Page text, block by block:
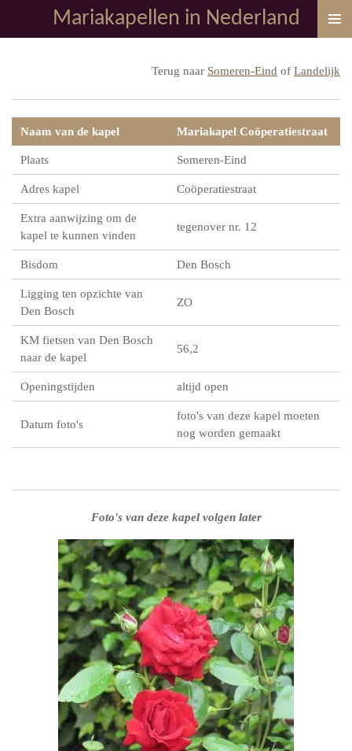
direct
Mariakapellen in Nederland
Terug naar Someren-Eind of Landelijk
Naam van de kapel Mariakapel Coöperatiestraat
Plaats Someren-Eind
Adres kapel Coöperatiestraat
Extra aanwijzing om de
kapel te kunnen vinden
tegenover nr. 12
Bisdom Den Bosch
Ligging ten opzichte van
Den Bosch
ZO
KM fietsen van Den Bosch
naar de kapel
56,2
Openingstijden altijd open
Datum foto's
foto's van deze kapel moeten
nog worden gemaakt
Foto's van deze kapel volgen later